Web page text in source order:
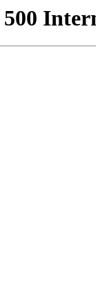
500